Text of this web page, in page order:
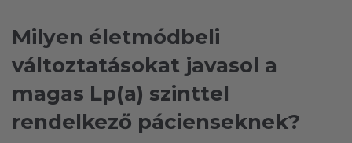
Milyen életmódbeli
változtatásokat javasol a
magas Lp(a) szinttel
rendelkező pácienseknek?